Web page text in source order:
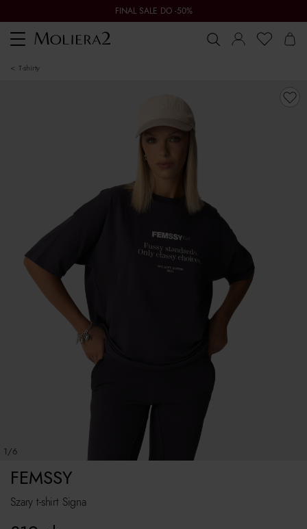
FINAL SALE DO -50%
Toggle
navigation
t-shirty
1/6
Szary t-shirt Signa
FEMSSY